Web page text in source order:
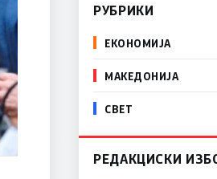
РУБРИКИ
ЕКОНОМИЈА
МАКЕДОНИЈА
СВЕТ
РЕДАКЦИСКИ